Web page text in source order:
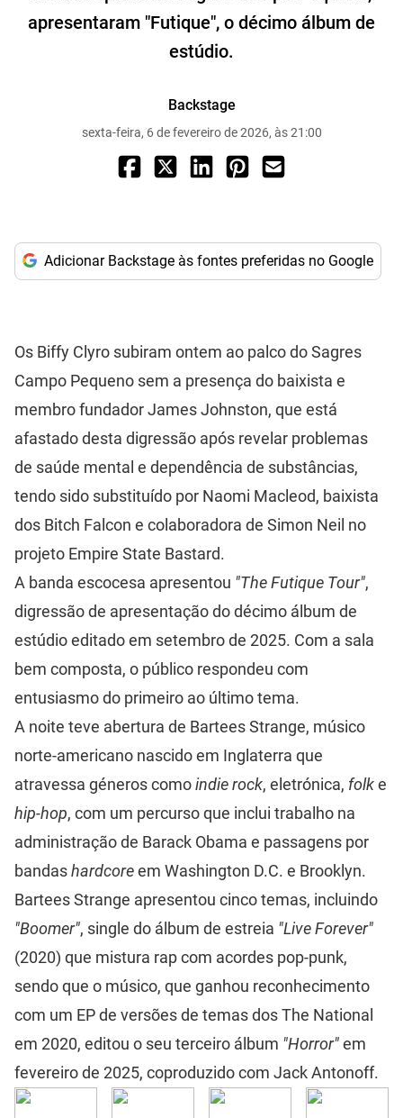
apresentaram "Futique", o décimo álbum de
estúdio.
Backstage
sexta-feira, 6 de fevereiro de 2026, às 21:00
Adicionar Backstage às fontes preferidas no Google
Os Biffy Clyro subiram ontem ao palco do Sagres
Campo Pequeno sem a presença do baixista e
membro fundador James Johnston, que está
afastado desta digressão após revelar problemas
de saúde mental e dependência de substâncias,
tendo sido substituído por Naomi Macleod, baixista
dos Bitch Falcon e colaboradora de Simon Neil no
projeto Empire State Bastard.
A banda escocesa apresentou "The Futique Tour",
digressão de apresentação do décimo álbum de
estúdio editado em setembro de 2025. Com a sala
bem composta, o público respondeu com
entusiasmo do primeiro ao último tema.
A noite teve abertura de Bartees Strange, músico
norte-americano nascido em Inglaterra que
atravessa géneros comoindie rock, eletrónica, folke
hip-hop, com um percurso que inclui trabalho na
administração de Barack Obama e passagens por
bandashardcoreem Washington D.C. e Brooklyn.
Bartees Strange apresentou cinco temas, incluindo
"Boomer", single do álbum de estreia "Live Forever"
(2020) que mistura rap com acordes pop-punk,
sendo que o músico, que ganhou reconhecimento
com um EP de versões de temas dos The National
em 2020, editou o seu terceiro álbum "Horror"em
fevereiro de 2025, coproduzido com Jack Antonoff.